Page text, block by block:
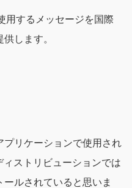
用するメッセージを国際
します。
プリケーションで使用され
ストリビューションでは
ルされていると思いま